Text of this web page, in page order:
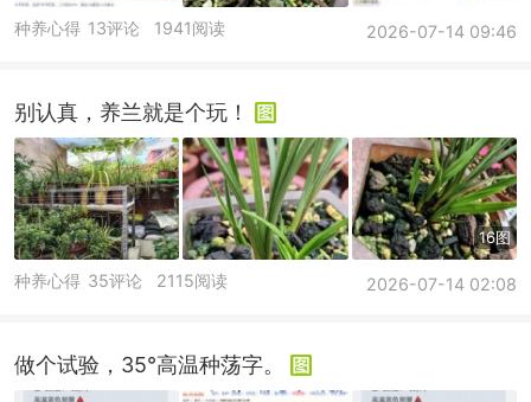
种养心得 2026-07-14 09:46
13评论 1941阅读
别认真，养兰就是个玩！
16图
种养心得 2026-07-14 02:08
35评论 2115阅读
做个试验，35°高温种荡字。